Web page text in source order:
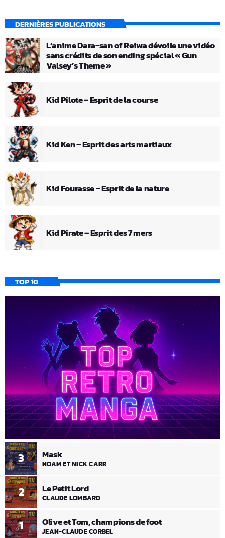
DERNIÈRES PUBLICATIONS
L’anime Dara-san of Reiwa dévoile une vidéo
sans crédits de son ending spécial « Gun
Valsey’s Theme »
Kid Pilote – Esprit de la course
Kid Ken – Esprit des arts martiaux
Kid Fourasse – Esprit de la nature
Kid Pirate – Esprit des 7 mers
TOP 10
1 Olive et Tom, champions de foot
JEAN-CLAUDE CORBEL
2 Le Petit Lord
CLAUDE LOMBARD
3 Mask
NOAM ET NICK CARR